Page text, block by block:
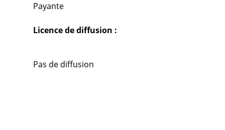
Payante
Licence de diffusion :
Pas de diffusion